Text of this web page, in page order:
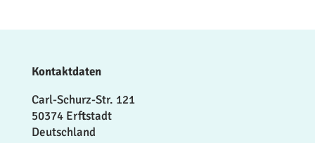
Kontaktdaten
Carl-Schurz-Str. 121
50374 Erftstadt
Deutschland